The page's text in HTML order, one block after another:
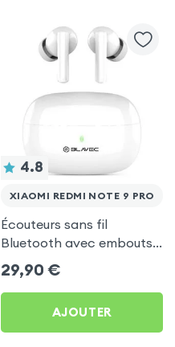
4.8
XIAOMI REDMI NOTE 9 PRO
Écouteurs sans fil
Bluetooth avec embouts
intra-auriculaires - Blanc
pour Xiaomi Redmi Note 9
Pro
29,90 €
AJOUTER